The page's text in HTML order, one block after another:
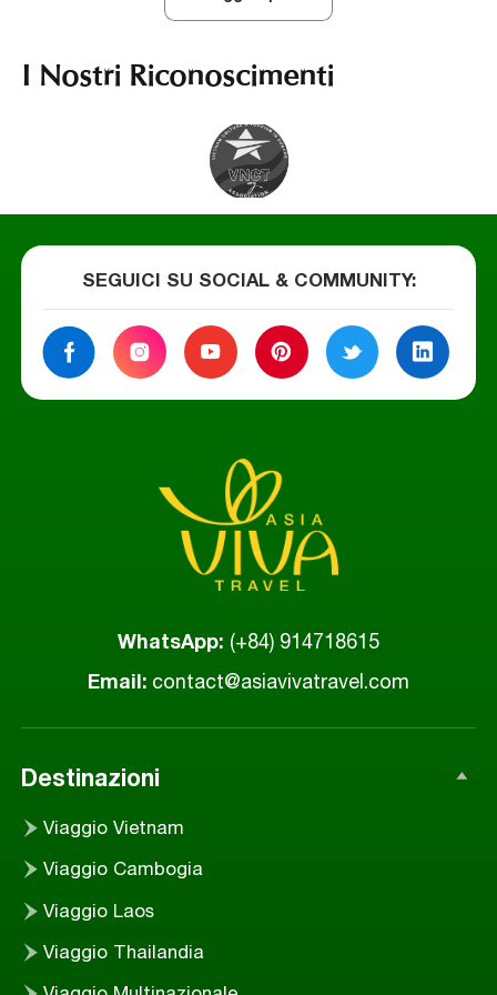
I Nostri Riconoscimenti
SEGUICI SU SOCIAL & COMMUNITY:
WhatsApp: (+84) 914718615
Email: contact@asiavivatravel.com
Destinazioni
Viaggio Vietnam
Viaggio Cambogia
Viaggio Laos
Viaggio Thailandia